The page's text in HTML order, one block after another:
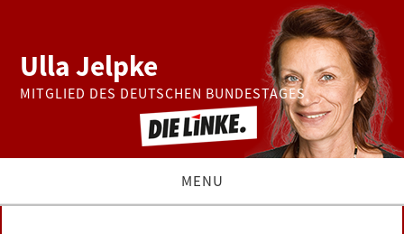
Ulla Jelpke
MITGLIED DES DEUTSCHEN BUNDESTAGES
MENU